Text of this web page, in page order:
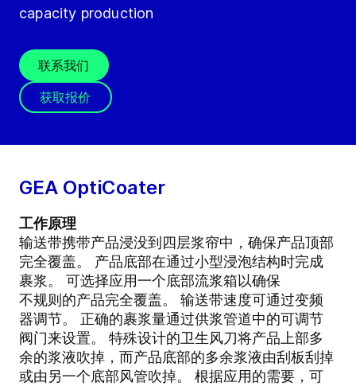
capacity production
联系我们
获取报价
GEA OptiCoater
工作原理
输送带携带产品浸没到四层浆帘中，确保产品顶部
完全覆盖。 产品底部在通过小型浸泡结构时完成
裹浆。 可选择应用一个底部流浆箱以确保
不规则的产品完全覆盖。 输送带速度可通过变频
器调节。 正确的裹浆量通过供浆管道中的可调节
阀门来设置。 特殊设计的卫生风刀将产品上部多
余的浆液吹掉，而产品底部的多余浆液由刮板刮掉
或由另一个底部风管吹掉。 根据应用的需要，可